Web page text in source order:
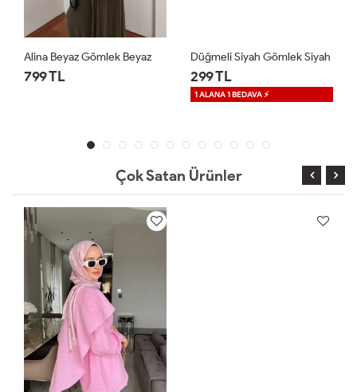
Alina Beyaz Gömlek Beyaz
799 TL
Düğmeli Siyah Gömlek Siyah
299 TL
1 ALANA 1 BEDAVA ⚡
Çok Satan Ürünler